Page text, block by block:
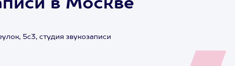
в Москве
5с3, студия звукозаписи